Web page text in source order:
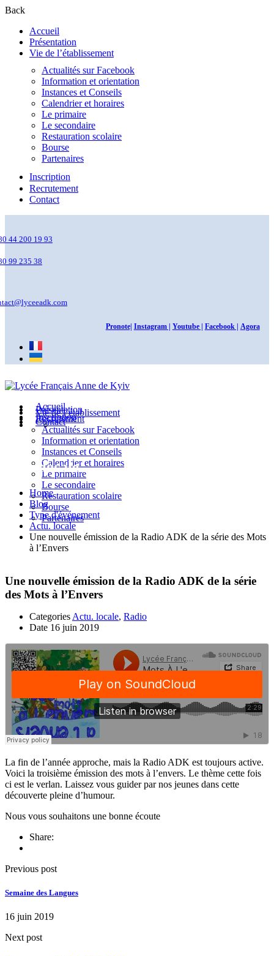
Back
Accueil
Présentation
Vie de l’établissement
Actualités sur Facebook
Information et orientation
Instances et Conseils
Calendrier et horaires
Le primaire
Le secondaire
Restauration scolaire
Bourse
Partenaires
Inscription
Recrutement
Contact
44 200 19 93
99 235 38
Pronote| Instagram | Youtube | Facebook | Agora
Accueil
Présentation
Vie de l’établissement
Actualités sur Facebook
Information et orientation
Instances et Conseils
Calendrier et horaires
Le primaire
Le secondaire
Restauration scolaire
Bourse
Partenaires
Inscription
Recrutement
Contact
Actu. locale
Home
Blog
Type d'événement
Actu. locale
Une nouvelle émission de la Radio ADK de la série des Mots
à l’Envers
Une nouvelle émission de la Radio ADK de la série
des Mots à l’Envers
Categories Actu. locale, Radio
Date 16 juin 2019
La fin de l’année approche, mais la Radio ADK est toujours active.
Voici la troisième émission des mots à l’envers. Le thème cette fois
ci est le verlan. Laissez vous guider par nos jeunes dans cette
découverte pleine d’humour.
Nous vous souhaitons une bonne écoute
Share:
Previous post
Semaine des Langues
16 juin 2019
Next post